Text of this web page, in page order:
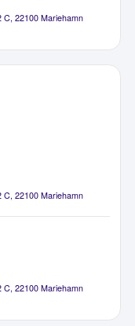
C, 22100 Mariehamn
C, 22100 Mariehamn
C, 22100 Mariehamn